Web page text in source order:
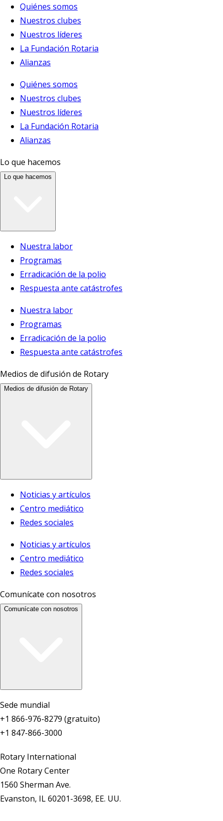
Quiénes somos
Nuestros clubes
Nuestros líderes
La Fundación Rotaria
Alianzas
Quiénes somos
Nuestros clubes
Nuestros líderes
La Fundación Rotaria
Alianzas
Lo que hacemos
Lo que hacemos
Nuestra labor
Programas
Erradicación de la polio
Respuesta ante catástrofes
Nuestra labor
Programas
Erradicación de la polio
Respuesta ante catástrofes
Medios de difusión de Rotary
Medios de difusión de Rotary
Noticias y artículos
Centro mediático
Redes sociales
Noticias y artículos
Centro mediático
Redes sociales
Comunícate con nosotros
Comunícate con nosotros
Sede mundial
+1 866-976-8279 (gratuito)
+1 847-866-3000
Rotary International
One Rotary Center
1560 Sherman Ave.
Evanston, IL 60201-3698, EE. UU.